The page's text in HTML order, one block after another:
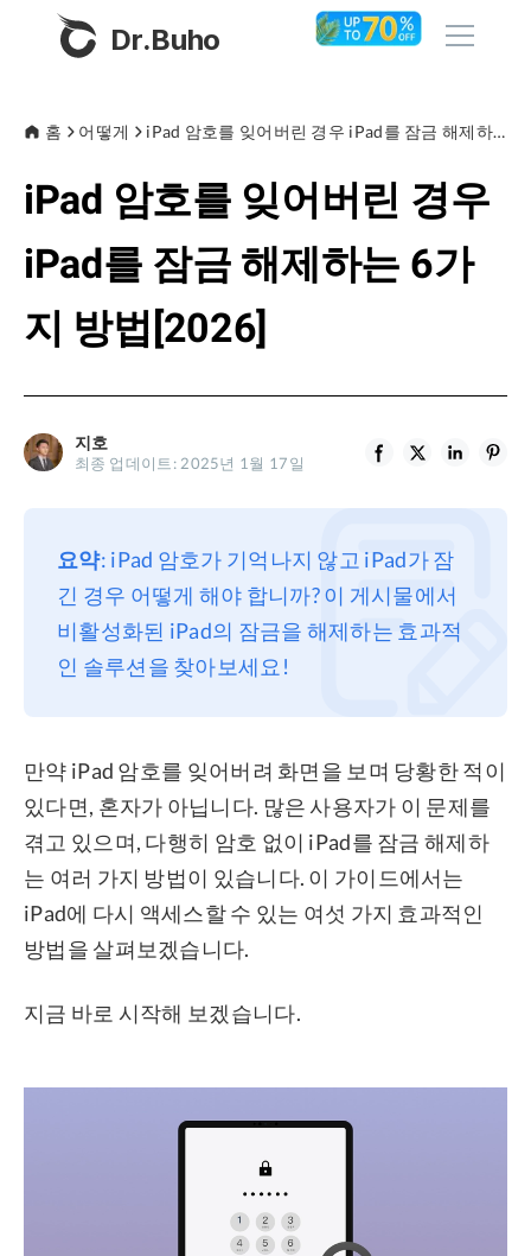
Dr.Buho
제품
BuhoCleaner
BuhoUnlocker
BuhoRepair
BuhoLaunchpad
스토어
블로그
프라이버시
조항
환불
홈 어떻게 iPad 암호를 잊어버린 경우 iPad를 잠금 해제하는 6가지 방법[2026]
iPad 암호를 잊어버린 경우
iPad를 잠금 해제하는 6가
지 방법[2026]
지호
최종 업데이트: 2025년 1월 17일
요약: iPad 암호가 기억나지 않고 iPad가 잠
긴 경우 어떻게 해야 합니까? 이 게시물에서
비활성화된 iPad의 잠금을 해제하는 효과적
인 솔루션을 찾아보세요!
만약 iPad 암호를 잊어버려 화면을 보며 당황한 적이
있다면, 혼자가 아닙니다. 많은 사용자가 이 문제를
겪고 있으며, 다행히 암호 없이 iPad를 잠금 해제하
는 여러 가지 방법이 있습니다. 이 가이드에서는
iPad에 다시 액세스할 수 있는 여섯 가지 효과적인
방법을 살펴보겠습니다.
지금 바로 시작해 보겠습니다.